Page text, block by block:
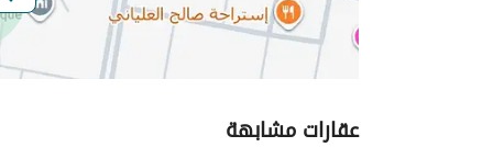
عمر العقار
جديد
عرض الشارع
رقم المخطط
عقارات مشابهة